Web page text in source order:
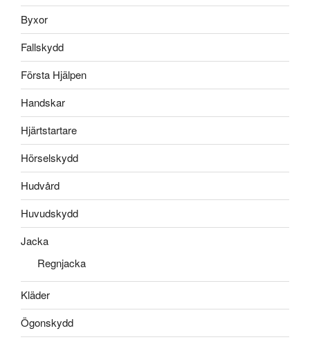
Byxor
Fallskydd
Första Hjälpen
Handskar
Hjärtstartare
Hörselskydd
Hudvård
Huvudskydd
Jacka
Regnjacka
Kläder
Ögonskydd